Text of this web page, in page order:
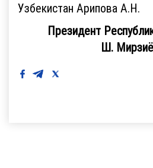
Узбекистан Арипова А.Н.
Президент
Ш.